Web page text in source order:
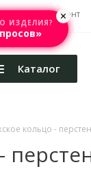
Ремонт
Каталог
кольцо -
ИЗДЕЛИЯ?